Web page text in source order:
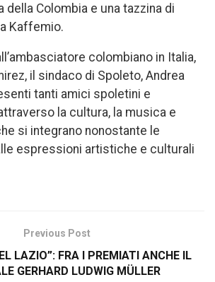
della Colombia e una tazzina di
Kaffemio.
colombiano in Italia,
il sindaco di Spoleto, Andrea
tanti amici spoletini e
la cultura, la musica e
si integrano nonostante le
espressioni artistiche e culturali
Previous Post
LAZIO”: FRA I PREMIATI ANCHE IL
GERHARD LUDWIG MÜLLER